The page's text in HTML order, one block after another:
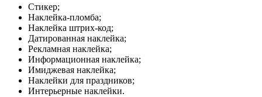
Стикер;
Наклейка-пломба;
Наклейка штрих-код;
Датированная наклейка;
Рекламная наклейка;
Информационная наклейка;
Имиджевая наклейка;
Наклейки для праздников;
Интерьерные наклейки.